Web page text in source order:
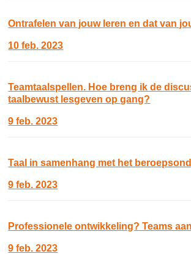
Ontrafelen van jouw leren en dat van
10 feb. 2023
Teamtaalspellen. Hoe breng ik de
taalbewust lesgeven op gang?
9 feb. 2023
Taal in samenhang met het
9 feb. 2023
Professionele ontwikkeling? Teams
9 feb. 2023